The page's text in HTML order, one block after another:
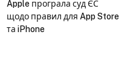
Apple програла суд ЄС
щодо правил для App Store
та iPhone